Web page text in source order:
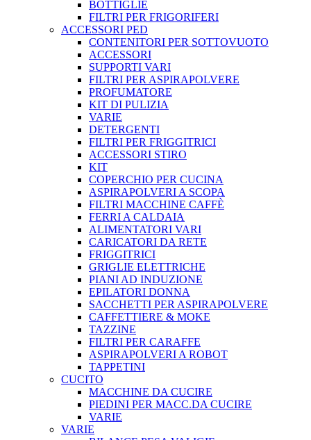
BOTTIGLIE
FILTRI PER FRIGORIFERI
ACCESSORI PED
CONTENITORI PER SOTTOVUOTO
ACCESSORI
SUPPORTI VARI
FILTRI PER ASPIRAPOLVERE
PROFUMATORE
KIT DI PULIZIA
VARIE
DETERGENTI
FILTRI PER FRIGGITRICI
ACCESSORI STIRO
KIT
COPERCHIO PER CUCINA
ASPIRAPOLVERI A SCOPA
FILTRI MACCHINE CAFFÈ
FERRI A CALDAIA
ALIMENTATORI VARI
CARICATORI DA RETE
FRIGGITRICI
GRIGLIE ELETTRICHE
PIANI AD INDUZIONE
EPILATORI DONNA
SACCHETTI PER ASPIRAPOLVERE
CAFFETTIERE & MOKE
TAZZINE
FILTRI PER CARAFFE
ASPIRAPOLVERI A ROBOT
TAPPETINI
CUCITO
MACCHINE DA CUCIRE
PIEDINI PER MACC.DA CUCIRE
VARIE
VARIE